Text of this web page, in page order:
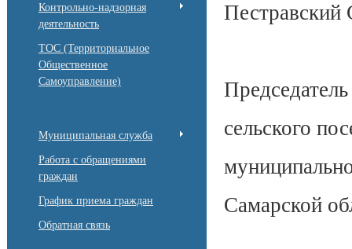
Контрольно-надзорная
деятельность
ТОС (Территориальное
Общественное
Самоуправление)
Муниципальная служба
Работа с обращениями
граждан
График приема граждан
Обратная связь
сельского
Самарской